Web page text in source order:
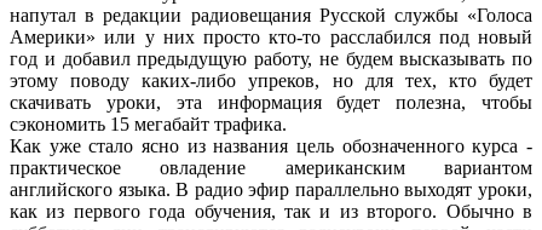
напутал в редакции радиовещания Русской службы «Голоса
Америки» или у них просто кто-то расслабился под новый
год и добавил предыдущую работу, не будем высказывать по
этому поводу каких-либо упреков, но для тех, кто будет
скачивать уроки, эта информация будет полезна, чтобы
сэкономить 15 мегабайт трафика.
Как уже стало ясно из названия цель обозначенного курса -
практическое овладение американским вариантом
английского языка. В радио эфир параллельно выходят уроки,
как из первого года обучения, так и из второго. Обычно в